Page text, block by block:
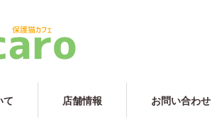
て 店舗情報 お問い合わせ